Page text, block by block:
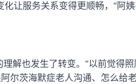
让服务关系变得更顺畅，“阿姨
解也发生了转变。“以前觉得照
尔茨海默症老人沟通、怎么给